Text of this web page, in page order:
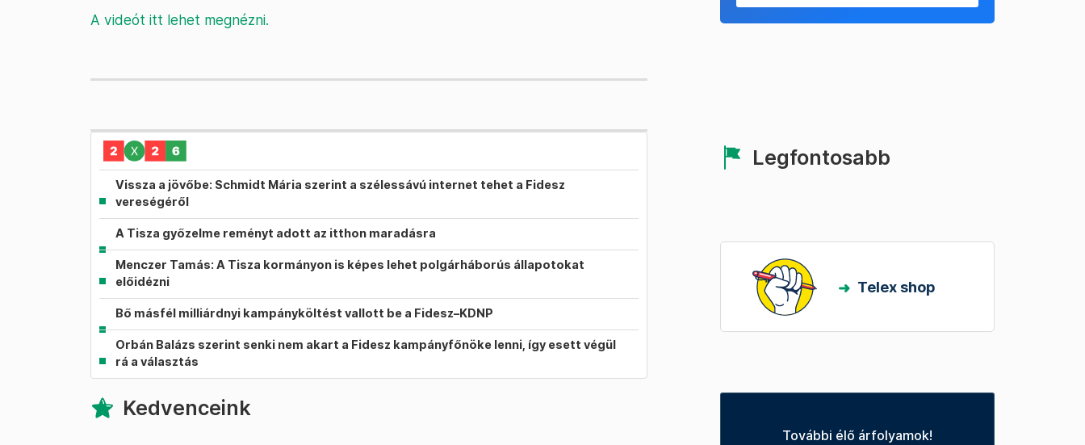
A videót itt lehet megnézni.
Vissza a jövőbe: Schmidt Mária szerint a szélessávú internet tehet a Fidesz
vereségéről
A Tisza győzelme reményt adott az itthon maradásra
Menczer Tamás: A Tisza kormányon is képes lehet polgárháborús állapotokat
előidézni
Bő másfél milliárdnyi kampányköltést vallott be a Fidesz–KDNP
Orbán Balázs szerint senki nem akart a Fidesz kampányfőnöke lenni, így esett végül
rá a választás
Kedvenceink
Legfontosabb
Telex shop
További élő árfolyamok!